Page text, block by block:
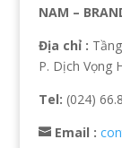
NAM –
Địa chỉ :
P. Dịch Vọng
Tel: (024)
Email :